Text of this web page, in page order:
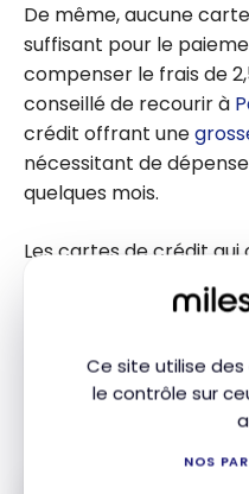
Ce site utilise
le contrôle sur
NOS
De même, aucune
suffisant pour le
compenser le frais de
conseillé de recourir à
crédit offrant une
nécessitant de
quelques mois.
Les cartes de crédit
primes de bienvenue
American Express–
particuliers).
Voici plusieurs offres en